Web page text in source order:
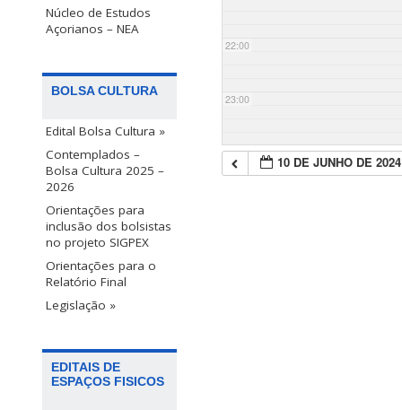
Núcleo de Estudos
Açorianos – NEA
BOLSA CULTURA
Edital Bolsa Cultura »
Contemplados –
Bolsa Cultura 2025 –
2026
Orientações para
inclusão dos bolsistas
no projeto SIGPEX
Orientações para o
Relatório Final
Legislação »
EDITAIS DE
ESPAÇOS FISICOS
22:00
23:00
10 DE JUNHO DE 2024